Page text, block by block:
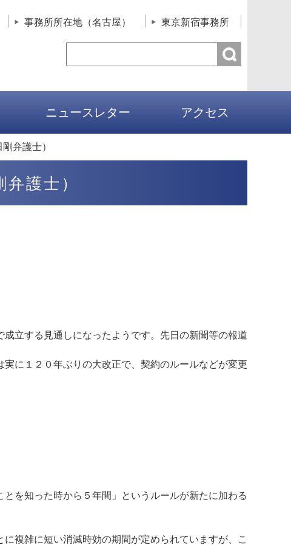
事務所所在地（名古屋） 東京新宿事務所
ニュースレター アクセス
弁護士）
護士）
立する見通しになったようです。先日の新聞等の報道
に１２０年ぶりの大改正で、契約のルールなどが変更
を知った時から５年間」というルールが新たに加わる
複雑に短い消滅時効の期間が定められていますが、こ